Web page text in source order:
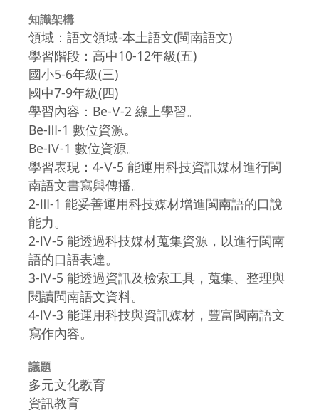
知識架構
領域：語文領域-本土語文(閩南語文)
學習階段：高中10-12年級(五)
國小5-6年級(三)
國中7-9年級(四)
學習內容：Be-Ⅴ-2 線上學習。
Be-Ⅲ-1 數位資源。
Be-Ⅳ-1 數位資源。
學習表現：4-Ⅴ-5 能運用科技資訊媒材進行閩
南語文書寫與傳播。
2-Ⅲ-1 能妥善運用科技媒材增進閩南語的口說
能力。
2-Ⅳ-5 能透過科技媒材蒐集資源，以進行閩南
語的口語表達。
3-Ⅳ-5 能透過資訊及檢索工具，蒐集、整理與
閱讀閩南語文資料。
4-Ⅳ-3 能運用科技與資訊媒材，豐富閩南語文
寫作內容。
議題
多元文化教育
資訊教育